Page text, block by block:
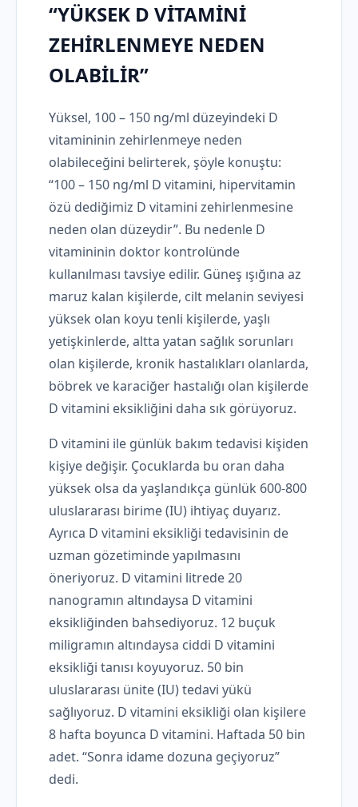
“YÜKSEK D VİTAMİNİ
ZEHİRLENMEYE NEDEN
OLABİLİR”
Yüksel, 100 – 150 ng/ml düzeyindeki D
vitamininin zehirlenmeye neden
olabileceğini belirterek, şöyle konuştu:
“100 – 150 ng/ml D vitamini, hipervitamin
özü dediğimiz D vitamini zehirlenmesine
neden olan düzeydir”. Bu nedenle D
vitamininin doktor kontrolünde
kullanılması tavsiye edilir. Güneş ışığına az
maruz kalan kişilerde, cilt melanin seviyesi
yüksek olan koyu tenli kişilerde, yaşlı
yetişkinlerde, altta yatan sağlık sorunları
olan kişilerde, kronik hastalıkları olanlarda,
böbrek ve karaciğer hastalığı olan kişilerde
D vitamini eksikliğini daha sık görüyoruz.
D vitamini ile günlük bakım tedavisi kişiden
kişiye değişir. Çocuklarda bu oran daha
yüksek olsa da yaşlandıkça günlük 600-800
uluslararası birime (IU) ihtiyaç duyarız.
Ayrıca D vitamini eksikliği tedavisinin de
uzman gözetiminde yapılmasını
öneriyoruz. D vitamini litrede 20
nanogramın altındaysa D vitamini
eksikliğinden bahsediyoruz. 12 buçuk
miligramın altındaysa ciddi D vitamini
eksikliği tanısı koyuyoruz. 50 bin
uluslararası ünite (IU) tedavi yükü
sağlıyoruz. D vitamini eksikliği olan kişilere
8 hafta boyunca D vitamini. Haftada 50 bin
adet. “Sonra idame dozuna geçiyoruz”
dedi.